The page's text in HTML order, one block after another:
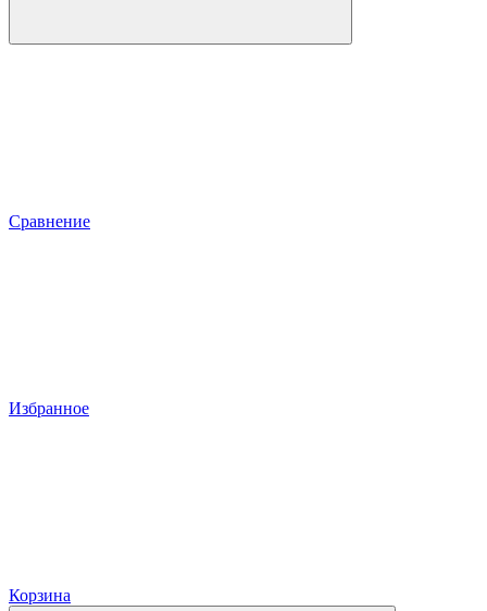
Сравнение
Избранное
Корзина